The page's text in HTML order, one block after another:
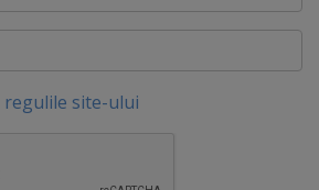
regulile site-ului